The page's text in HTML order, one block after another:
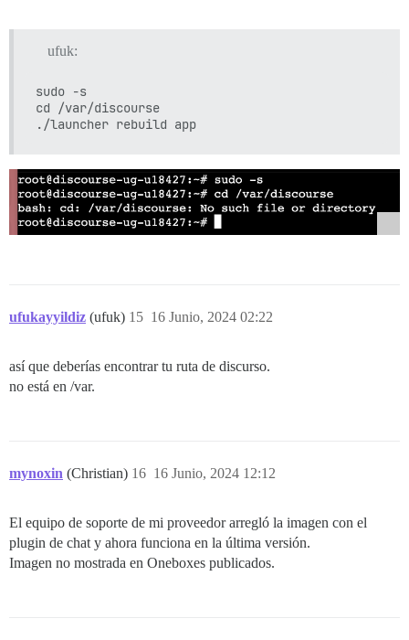
ufuk:
sudo -s
cd /var/discourse
ufukayyildiz (ufuk) 16 Junio, 2024 02:22
15
así que deberías encontrar tu ruta de discurso.
no está en /var.
mynoxin (Christian) 16 Junio, 2024 12:12
16
El equipo de soporte de mi proveedor arregló la imagen con el
plugin de chat y ahora funciona en la última versión.
Imagen no mostrada en Oneboxes publicados.